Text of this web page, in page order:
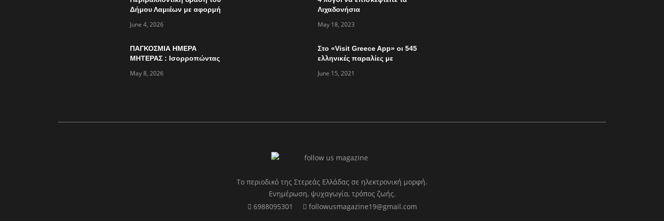
Δήμου Λαμιέων με αφορμή
περιβάλλοντος
June 4, 2026
ΠΑΓΚΟΣΜΙΑ ΗΜΕΡΑ
ΜΗΤΕΡΑΣ : Ισορροπώντας
May 8, 2026
Λιχαδονήσια
May 18, 2023
Στο «Visit Greece App» οι 545
ελληνικές παραλίες με
June 15, 2021
Το περιοδικό της Στερεάς Ελλάδας σε ηλεκτρονική μορφή.
Ενημέρωση, ψυχαγωγία, τρόπος ζωής.
6988095301
followusmagazine19@gmail.com